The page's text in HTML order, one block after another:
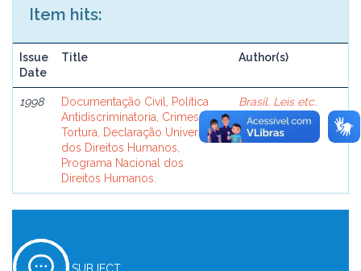
Item hits:
Issue
Date
Title Author(s)
1998
Documentação Civil, Política
Antidiscriminatoria, Crimes de
Tortura, Declaração Universal
dos Direitos Humanos,
Programa Nacional dos
Direitos Humanos.
Brasil. Leis etc.